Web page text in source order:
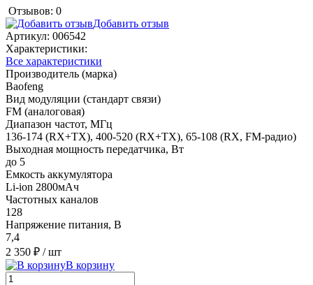
Отзывов: 0
Добавить отзыв
Артикул: 006542
Характеристики:
Все характеристики
Производитель (марка)
Baofeng
Вид модуляции (стандарт связи)
FM (аналоговая)
Диапазон частот, МГц
136-174 (RX+TX), 400-520 (RX+TX), 65-108 (RX, FM-радио)
Выходная мощность передатчика, Вт
до 5
Емкость аккумулятора
Li-ion 2800мАч
Частотных каналов
128
Напряжение питания, В
7,4
2 350 ₽ / шт
В корзину